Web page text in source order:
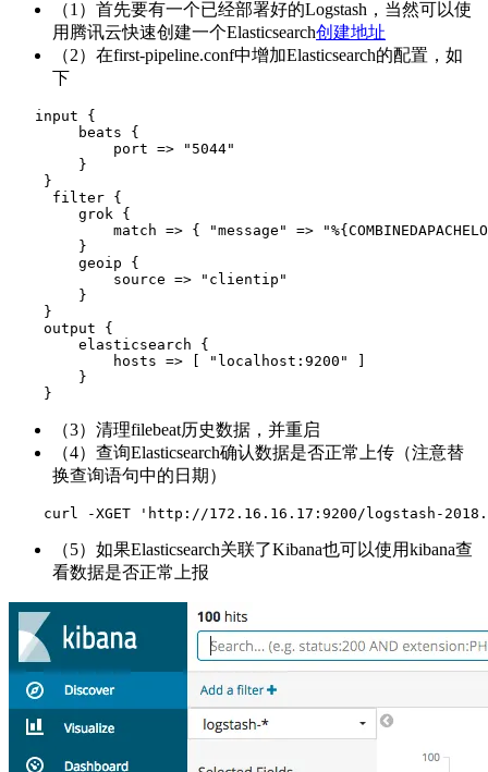
（1）首先要有一个已经部署好的Logstash，当然可以使
用腾讯云快速创建一个Elasticsearch创建地址
（2）在first-pipeline.conf中增加Elasticsearch的配置，如
下
   input {
        beats {
            port => "5044"
        }
    }
     filter {
        grok {
match => { "message" =>
        }
        geoip {
            source => "clientip"
        }
    }
    output {
        elasticsearch {
            hosts => [ "localhost:9200" ]
        }
    }
（3）清理filebeat历史数据，并重启
（4）查询Elasticsearch确认数据是否正常上传（注意替
换查询语句中的日期）
curl -XGET 'http://172.16.16.17:9200/logstash-
（5）如果Elasticsearch关联了Kibana也可以使用kibana查
看数据是否正常上报